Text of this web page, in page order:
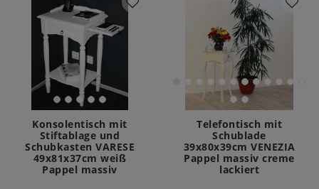
Konsolentisch mit
Stiftablage und
Schubkasten VARESE
49x81x37cm weiß
Pappel massiv
Telefontisch mit
Schublade
39x80x39cm VENEZIA
Pappel massiv creme
lackiert